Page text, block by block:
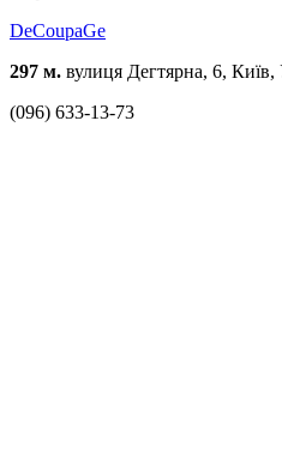
DeCoupaGe
297 м. вулиця Дегтярна, 6, Київ,
(096) 633-13-73